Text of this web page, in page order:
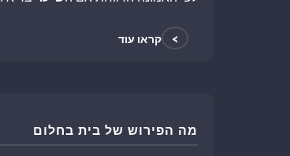
> קראו עוד
מה הפירוש של בית בחלום